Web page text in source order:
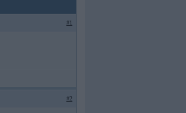
#1
#2